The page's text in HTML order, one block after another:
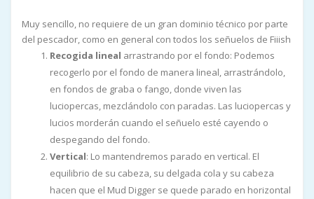
Muy sencillo, no requiere de un gran dominio técnico por parte
del pescador, como en general con todos los señuelos de Fiiish
Recogida lineal arrastrando por el fondo: Podemos
recogerlo por el fondo de manera lineal, arrastrándolo,
en fondos de graba o fango, donde viven las
luciopercas, mezclándolo con paradas. Las luciopercas y
lucios morderán cuando el señuelo esté cayendo o
despegando del fondo.
Vertical: Lo mantendremos parado en vertical. El
equilibrio de su cabeza, su delgada cola y su cabeza
hacen que el Mud Digger se quede parado en horizontal